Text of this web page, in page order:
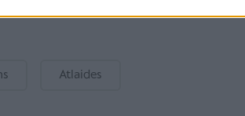
Atlaides